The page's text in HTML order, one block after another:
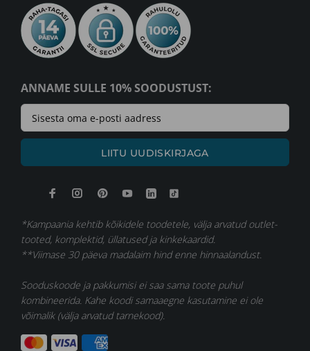
ANNAME SULLE 10% SOODUSTUST:
LIITU UUDISKIRJAGA
*Kampaania kehtib kõikidele toodetele, välja arvatud outlet-
tooted, komplektid, üllatused ja kinkekaardid.
**Viimase 30 päeva madalaim hind enne hinnaalandust.
Sooduskoode ja pakkumisi ei saa sama toote puhul
kombineerida. Kahe koodi samaaegne kasutamine ei ole
võimalik (välja arvatud tarnekood).